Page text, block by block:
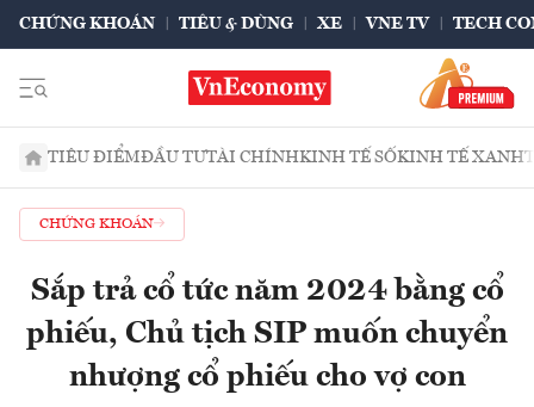
CHỨNG KHOÁN TIÊU & DÙNG XE VNE TV TECH
TIÊU ĐIỂMĐẦU TƯTÀI CHÍNHKINH TẾ SỐKINH TẾ XANH
CHỨNG KHOÁN
Sắp trả cổ tức năm 2024 bằng cổ
phiếu, Chủ tịch SIP muốn chuyển
nhượng cổ phiếu cho vợ con